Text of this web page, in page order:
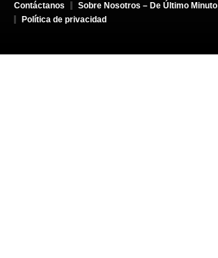
Contáctanos
Sobre Nosotros – De Último Minuto
Política de privacidad